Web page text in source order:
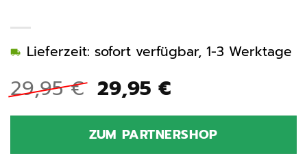
29,95€ Ursprünglicher
Preis
war:
29,95 €
29,95 €Aktueller
ist:
29,95 €.
Lieferzeit: sofort verfügbar, 1-3 Werktage
ZUM PARTNERSHOP